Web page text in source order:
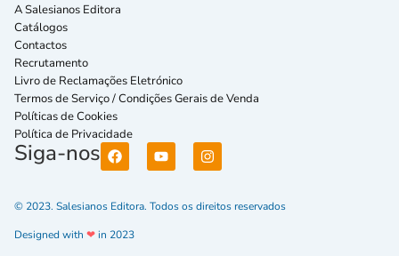
A Salesianos Editora
Catálogos
Contactos
Recrutamento
Livro de Reclamações Eletrónico
Termos de Serviço / Condições Gerais de Venda
Políticas de Cookies
Política de Privacidade
Siga-nos
© 2023. Salesianos Editora. Todos os direitos reservados
Designed with ❤in 2023